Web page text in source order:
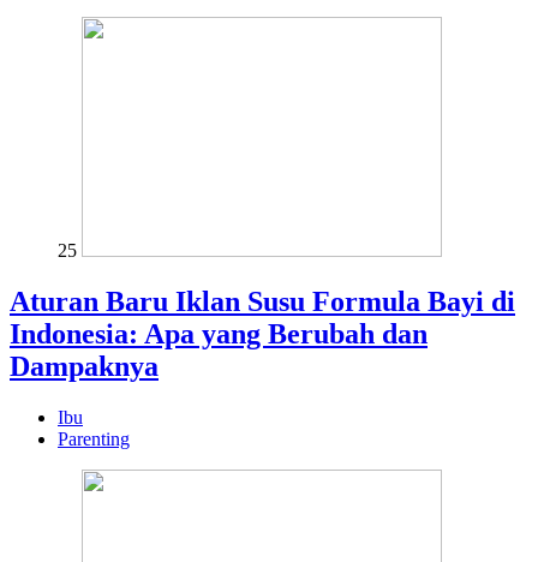
25
Aturan Baru Iklan Susu Formula Bayi di
Indonesia: Apa yang Berubah dan
Dampaknya
Ibu
Parenting